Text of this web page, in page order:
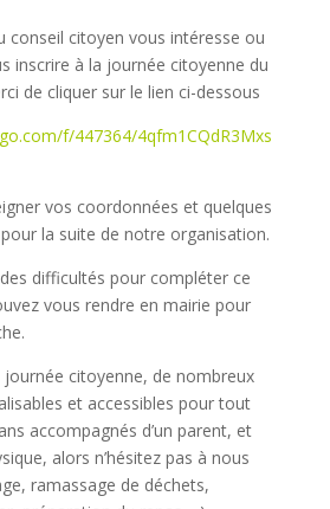
conseil citoyen vous intéresse ou
inscrire à la journée citoyenne du
de cliquer sur le lien ci-dessous
f/447364/4qfm1CQdR3Mxs
vos coordonnées et quelques
la suite de notre organisation.
difficultés pour compléter ce
vous rendre en mairie pour
journée citoyenne, de nombreux
et accessibles pour tout
accompagnés d’un parent, et
alors n’hésitez pas à nous
ramassage de déchets,